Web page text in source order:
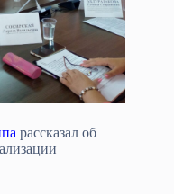
рассказал об